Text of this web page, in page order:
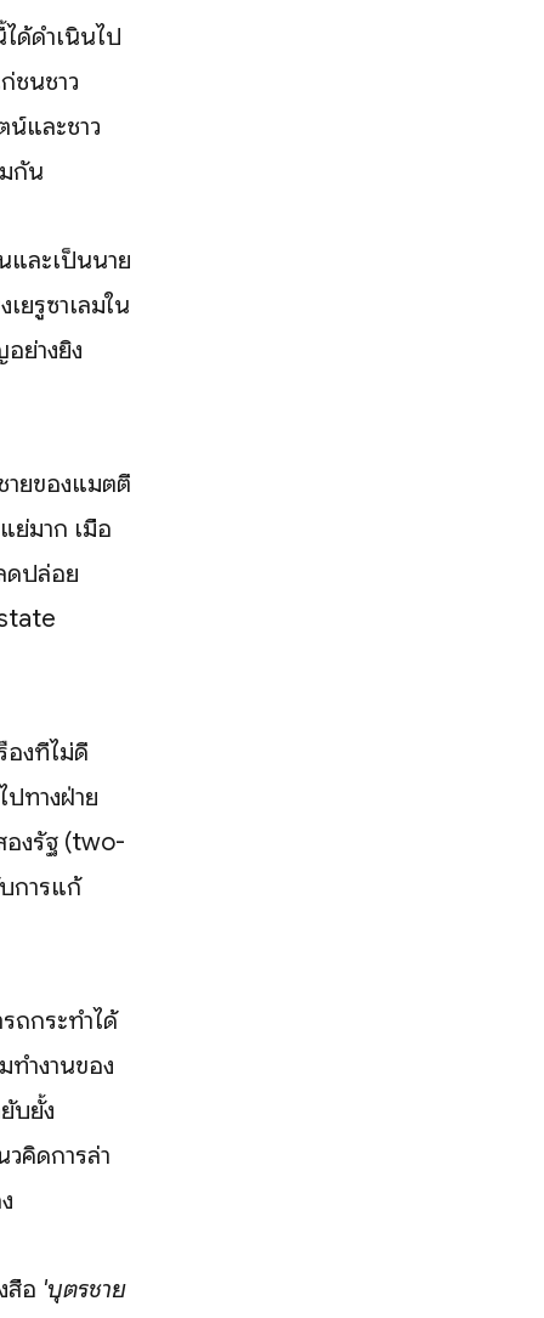
ด้ดำเนินไป
ชนชาว
น์และชาว
กัน
และเป็นนาย
ยรูซาเลมใน
ย่างยิ่ง
ายของแมตตี
ย่มาก เมื่อ
ดปล่อย
องที่ไม่ดี
ปทางฝ่าย
องรัฐ (two-
การแก้
ถกระทำได้
ทำงานของ
บยั้ง
คิดการล่า
สือ 'บุตรชาย